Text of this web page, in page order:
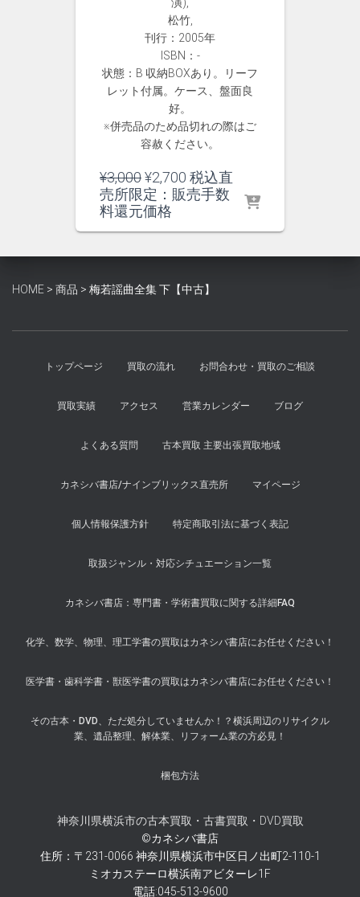
松竹,
刊行：2005年
ISBN：-
状態：B 収納BOXあり。リーフ
レット付属。ケース、盤面良
好。
※併売品のため品切れの際はご
容赦ください。
¥3,000元
の
価
¥3,000
し
¥2,700 現
在
は
で
税込直
売所限定：販売手数
料還元価格
HOME > 商品 > 梅若謡曲全集 下【中古】
トップページ 買取の流れ お問合わせ・買取のご相談
買取実績 アクセス 営業カレンダー ブログ
よくある質問 古本買取 主要出張買取地域
カネシバ書店/ナインブリックス直売所 マイページ
個人情報保護方針 特定商取引法に基づく表記
取扱ジャンル・対応シチュエーション一覧
カネシバ書店：専門書・学術書買取に関する詳細FAQ
化学、数学、物理、理工学書の買取はカネシバ書店にお任せください！
医学書・歯科学書・獣医学書の買取はカネシバ書店にお任せください！
その古本・DVD、ただ処分していませんか！？横浜周辺のリサイクル
業、遺品整理、解体業、リフォーム業の方必見！
梱包方法
神奈川県横浜市の古本買取・古書買取・DVD買取
©カネシバ書店
住所：〒231-0066 神奈川県横浜市中区日ノ出町2-110-1
ミオカステーロ横浜南アビターレ1F
電話:045-513-9600